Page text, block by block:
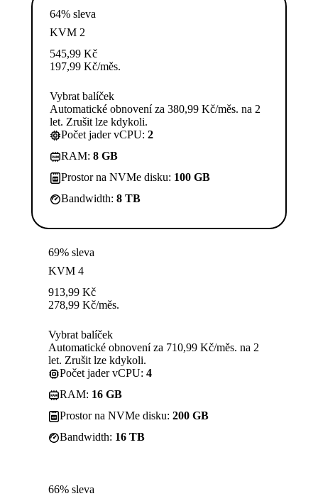
64% sleva
KVM 2
545,99 Kč
197,99 Kč/měs.
Vybrat balíček
Automatické obnovení za 380,99 Kč/měs. na 2
let. Zrušit lze kdykoli.
Počet jader vCPU: 2
RAM: 8 GB
Prostor na NVMe disku: 100 GB
Bandwidth: 8 TB
69% sleva
KVM 4
913,99 Kč
278,99 Kč/měs.
Vybrat balíček
Automatické obnovení za 710,99 Kč/měs. na 2
let. Zrušit lze kdykoli.
Počet jader vCPU: 4
RAM: 16 GB
Prostor na NVMe disku: 200 GB
Bandwidth: 16 TB
66% sleva